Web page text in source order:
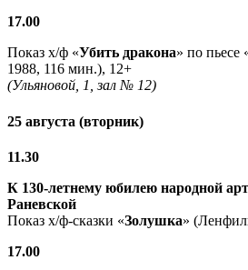
17.00
Показ х/ф «Убить дракона» по
1988, 116 мин.), 12+
(Ульяновой, 1, зал № 12)
25 августа (вторник)
11.30
К 130-летнему юбилею народной
Раневской
Показ х/ф-сказки «Золушка»
17.00